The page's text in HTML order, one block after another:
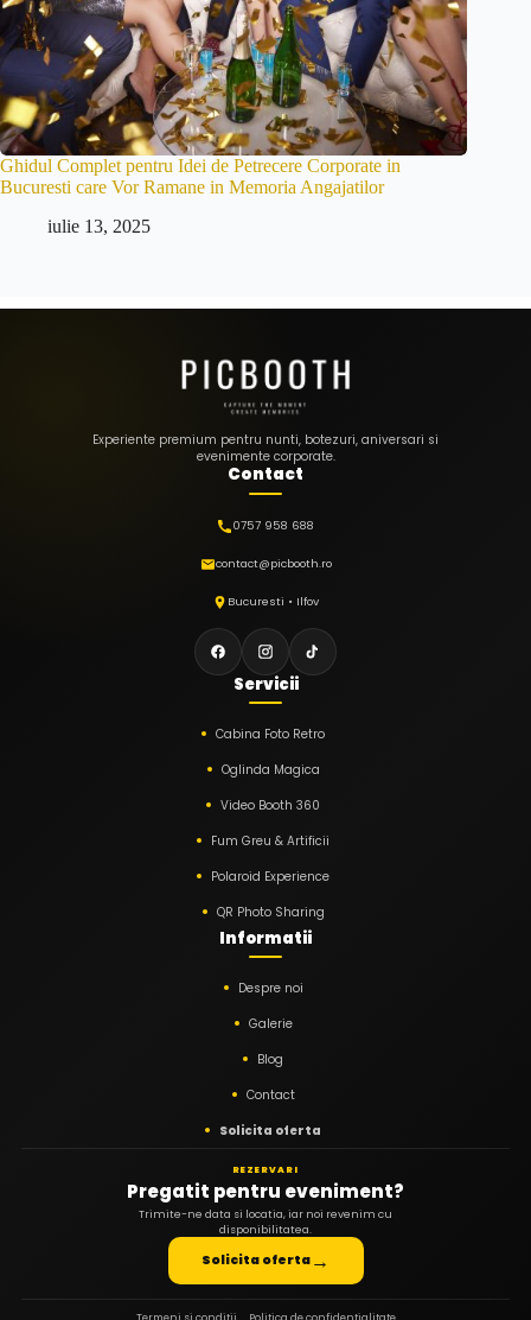
Ghidul Complet pentru Idei de Petrecere Corporate in
Bucuresti care Vor Ramane in Memoria Angajatilor
iulie 13, 2025
Experiente premium pentru nunti, botezuri, aniversari si
evenimente corporate.
Contact
0757 958 688
contact@picbooth.ro
Bucuresti • Ilfov
Servicii
Cabina Foto Retro
Oglinda Magica
Video Booth 360
Fum Greu & Artificii
Polaroid Experience
QR Photo Sharing
Informatii
Despre noi
Galerie
Blog
Contact
Solicita oferta
REZERVARI
Pregatit pentru eveniment?
Trimite-ne data si locatia, iar noi revenim cu
disponibilitatea.
Solicita oferta →
Termeni si conditii Politica de confidentialitate